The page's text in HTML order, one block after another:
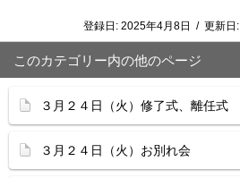
登録日: 2025年4月8日 / 更新日:
このカテゴリー内の他のページ
３月２４日（火）修了式、離任式
３月２４日（火）お別れ会